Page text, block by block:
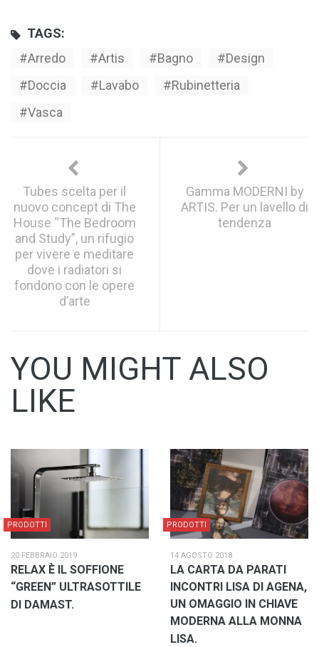
TAGS:
Arredo
Artis Bagno
Design
Doccia
Lavabo
Rubinetteria
Vasca
Tubes scelta per il
nuovo concept di The
House “The Bedroom
and Study”, un rifugio
per vivere e meditare
dove i radiatori si
fondono con le opere
d’arte
Gamma MODERNI by
ARTIS. Per un lavello di
tendenza
YOU MIGHT ALSO
LIKE
PRODOTTI
20 FEBBRAIO 2019
RELAX È IL SOFFIONE
“GREEN” ULTRASOTTILE
DI DAMAST.
PRODOTTI
14 AGOSTO 2018
LA CARTA DA PARATI
INCONTRI LISA DI AGENA,
UN OMAGGIO IN CHIAVE
MODERNA ALLA MONNA
LISA.